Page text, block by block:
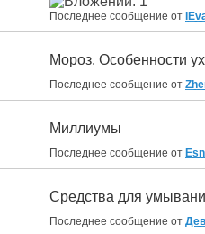
Последнее сообщение от
Мороз. Особенности
Последнее сообщение от
Миллиумы
Последнее сообщение от
Средства для
Последнее сообщение от